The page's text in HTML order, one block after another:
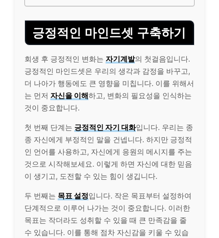
긍정적인 마인드셋 구축하기
회생 후 긍정적인 변화는 자기계발의 첫걸음입니다.
긍정적인 마인드셋은 우리의 생각과 감정을 바꾸고,
더 나아가 행동에도 큰 영향을 미칩니다. 이를 위해서
는 먼저 자신을 이해하고, 변화의 필요성을 인식하는
것이 중요합니다.
첫 번째 단계는 긍정적인 자기 대화입니다. 우리는 종
종 자신에게 부정적인 말을 건넵니다. 하지만 긍정적
인 언어를 사용하고, 자신에게 응원의 메시지를 주는
것으로 시작해보세요. 이렇게 하면 자신에 대한 믿음
이 생기고, 도전할 수 있는 힘이 생깁니다.
두 번째는 목표 설정입니다. 작은 목표부터 설정하여
단계적으로 이루어 나가는 것이 중요합니다. 이러한
목표는 작더라도 성취할 수 있을 때 큰 만족감을 줄
수 있습니다. 이를 통해 점차 자신감을 키울 수 있습